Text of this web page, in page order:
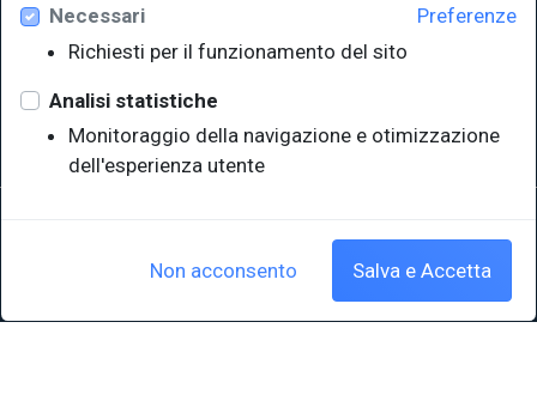
Università degli Studi di Trieste
Sistema Bibliotecario di Ateneo
EUT in cifre
P.IVA 00211830328 - C.F. 80013890324 - P.E.C.: ateneo@pec.units.it
Preferenze
Necessari
Richiesti per il funzionamento del sito
Analisi statistiche
Monitoraggio della navigazione e otimizzazione
dell'esperienza utente
Non acconsento Salva e Accetta